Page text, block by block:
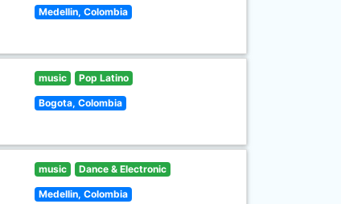
Medellin, Colombia
music Pop Latino
Bogota, Colombia
music Dance & Electronic
Medellin, Colombia